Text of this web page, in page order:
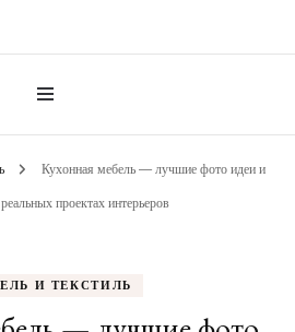
Кухонная мебель — лучшие фото идеи и
проектах интерьеров
И ТЕКСТИЛЬ